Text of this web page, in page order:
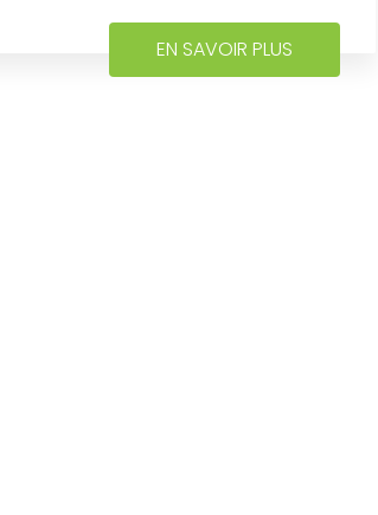
EN SAVOIR PLUS